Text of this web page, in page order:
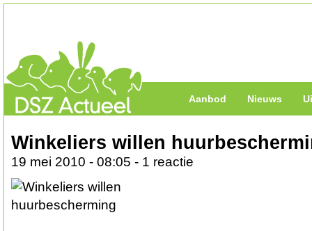
Aanbod Nieuws
Winkeliers willen
19 mei 2010 - 08:05 - 1 reactie